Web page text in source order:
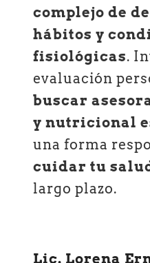
complejo de
hábitos y
fisiológicas.
evaluación
buscar
y nutricional
una forma
cuidar tu
largo plazo.
Lic. Lorena